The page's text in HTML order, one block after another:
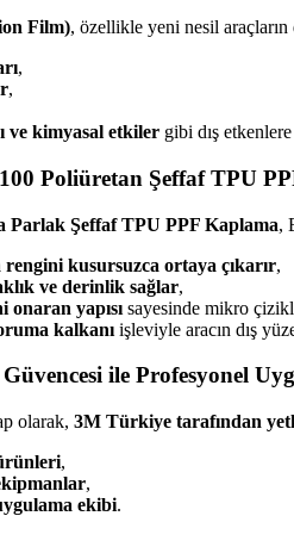
Film), özellikle yeni nesil araçların
,
,
ve kimyasal etkiler gibi dış
Poliüretan Şeffaf TPU
Parlak Şeffaf TPU PPF Kaplama,
kusursuzca ortaya çıkarır,
ve derinlik sağlar,
yapısı sayesinde mikro
kalkanı işleviyle aracın dış
ile Profesyonel
olarak, 3M Türkiye tarafından
,
,
ekibi.